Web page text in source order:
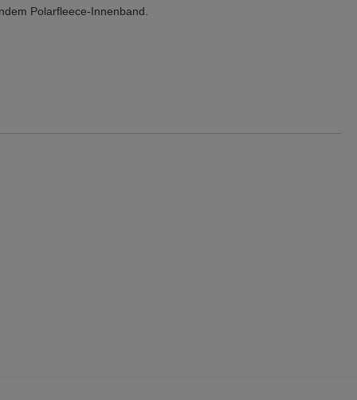
Polarfleece-Innenband.